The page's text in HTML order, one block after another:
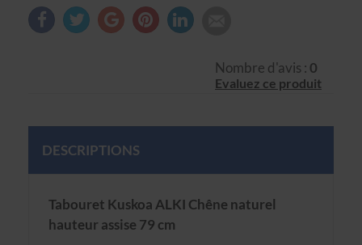
Nombre d'avis : 0
Evaluez ce produit
DESCRIPTIONS
Tabouret Kuskoa ALKI Chêne naturel
hauteur assise 79 cm